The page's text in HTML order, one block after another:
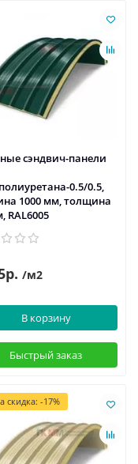
сэндвич-панели
0.5/0.5,
1000 мм, толщина
RAL6005
/м2
В корзину
Быстрый заказ
скидка: -17%